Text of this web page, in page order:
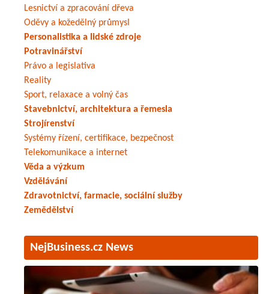
Lesnictví a zpracování dřeva
Oděvy a kožedělný průmysl
Personalistika a lidské zdroje
Potravinářství
Právo a legislativa
Reality
Sport, relaxace a volný čas
Stavebnictví, architektura a řemesla
Strojírenství
Systémy řízení, certifikace, bezpečnost
Telekomunikace a internet
Věda a výzkum
Vzdělávání
Zdravotnictví, farmacie, sociální služby
Zemědělství
NejBusiness.cz News